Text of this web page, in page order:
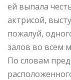
ей выпала
актрисой,
пожалуй,
залов во всем
По словам